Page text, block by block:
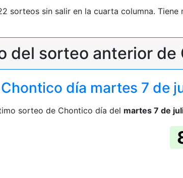
sorteos sin salir en la cuarta columna.
del sorteo anterior de
día martes 7 de
sorteo de Chontico día del martes 7 de